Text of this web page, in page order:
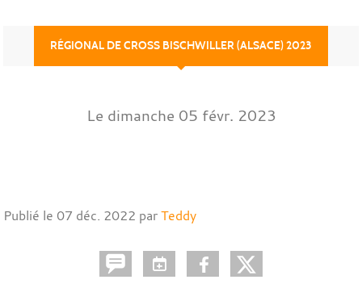
RÉGIONAL DE CROSS BISCHWILLER (ALSACE) 2023
Le dimanche 05 févr. 2023
Publié le 07 déc. 2022 parTeddy